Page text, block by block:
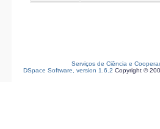
Serviços de Ciência e
DSpace Software, version 1.6.2 Copyright ©